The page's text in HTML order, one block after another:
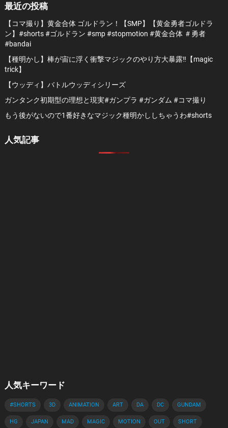
最近の投稿
【コマ撮り】黄金合体 ゴルドラン！【SMP】【黄金勇者ゴルドラ
ン】#shorts #ゴルドラン #smp #stopmotion #黄金合体 ＃勇者
#bandai
【種明かし】棒が宙に浮く衝撃マジックのやり方大暴露‼️【magic
trick】
【ウッディ】バトルウッディシリーズ
ガンタンク初期型の理想と現実#ガンプラ #ガンダム #コマ撮り
もう後がないので1番好きなマジック種明かししちゃうわ#shorts
人気記事
人気キーワード
#SHORTS 3D ANIMATION ART DA DC GUNDAM
HG JAPAN MAD MAGIC MOTION OUT SHORT